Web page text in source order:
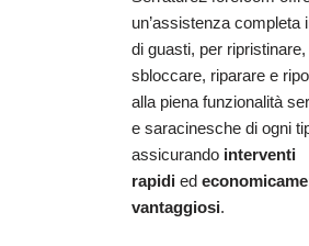
un’assistenza completa
di guasti, per ripristinare,
sbloccare, riparare e
alla piena funzionalità
e saracinesche di ogni
assicurando interventi
rapidi ed
vantaggiosi.